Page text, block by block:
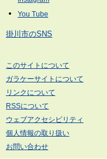
掛川市のSNS
このサイトについて
ガラケーサイトについて
リンクについて
RSSについて
ウェブアクセシビリティ
個人情報の取り扱い
お問い合わせ